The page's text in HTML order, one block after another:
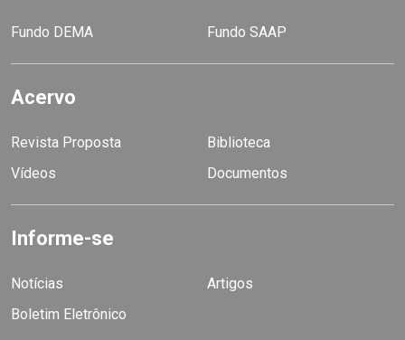
Fundo DEMA Fundo SAAP
Acervo
Revista Proposta
Biblioteca
Vídeos
Documentos
Informe-se
Notícias
Artigos
Boletim Eletrônico